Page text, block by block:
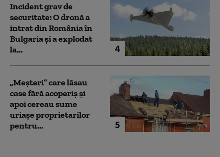
4
Incident grav de
securitate: O dronă a
intrat din România în
Bulgaria şi a explodat
la...
5
„Meșteri” care lăsau
case fără acoperiș și
apoi cereau sume
uriașe proprietarilor
pentru...